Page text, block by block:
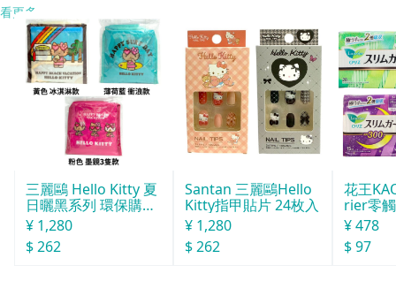
看更多
三麗鷗 Hello Kitty 夏
日曬黑系列 環保購物
袋（M）
¥ 1,280
$ 262
Santan 三麗鷗Hello
Kitty指甲貼片 24枚入
¥ 1,280
$ 262
花王
rier零
棉 日用
¥ 478
$ 97